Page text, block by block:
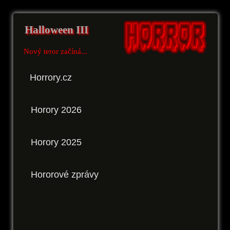
Halloween III
Nový teror začíná...
Horrory.cz
Horory 2026
Horory 2025
Hororové zprávy